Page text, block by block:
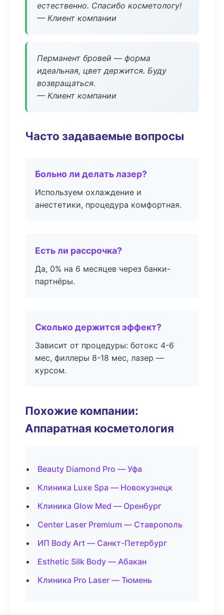
естественно. Спасибо косметологу!
— Клиент компании
Перманент бровей — форма
идеальная, цвет держится. Буду
возвращаться.
— Клиент компании
Часто задаваемые вопросы
Больно ли делать лазер?
Используем охлаждение и
анестетики, процедура комфортная.
Есть ли рассрочка?
Да, 0% на 6 месяцев через банки-
партнёры.
Сколько держится эффект?
Зависит от процедуры: ботокс 4-6
мес, филлеры 8-18 мес, лазер —
курсом.
Похожие компании:
Аппаратная косметология
Beauty Diamond Pro — Уфа
Клиника Luxe Spa — Новокузнецк
Клиника Glow Med — Оренбург
Center Laser Premium — Ставрополь
ИП Body Art — Санкт-Петербург
Esthetic Silk Body — Абакан
Клиника Pro Laser — Тюмень